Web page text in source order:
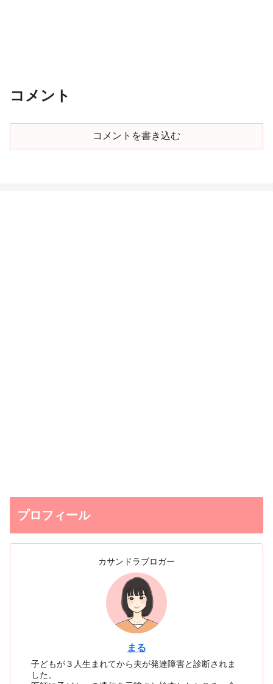
コメント
コメントを書き込む
プロフィール
カサンドラブロガー
まる
子どもが３人生まれてから夫が発達障害と診断されま
した。